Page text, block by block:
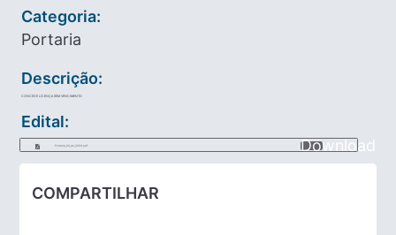
Categoria:
Portaria
Descrição:
CONCEDE LICENÇA SEM VENCIMENTO
Edital:
Portaria_04_de_2024.pdf Download
COMPARTILHAR